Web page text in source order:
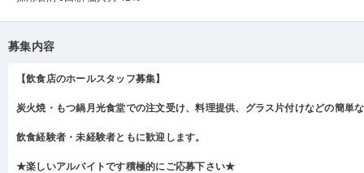
募集内容
【飲食店のホールスタッフ募集】
炭火焼・もつ鍋月光食堂での注文受け、料理提供、グラス片付けなどの簡単
飲食経験者・未経験者ともに歓迎します。
★楽しいアルバイトです積極的にご応募下さい★